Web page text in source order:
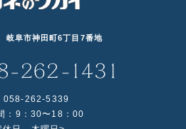
阜市神田町6丁目7番地
058-262-5339
：9：30〜18：00